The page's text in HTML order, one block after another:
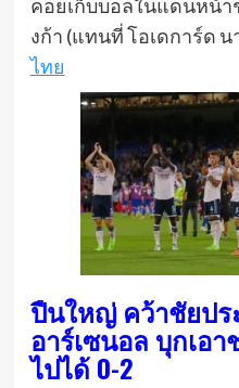
คอยเก็บบอลในแดนหน้า
งก้า (แทนที่ โอเดการ์ด
ไทย
ปืนใหญ่ คว้าชัยปร
อาร์เซนอล บุกเอ
ไปได้ 0-2